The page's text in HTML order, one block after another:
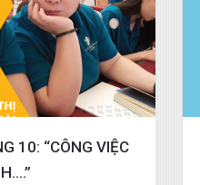
10: “CÔNG VIỆC